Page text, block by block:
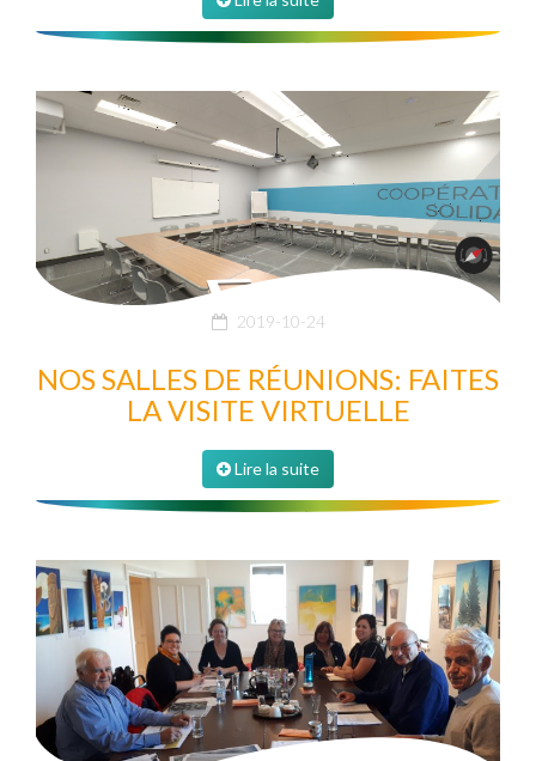
2019-10-24
NOS SALLES DE RÉUNIONS: FAITES
LA VISITE VIRTUELLE
Lire la suite